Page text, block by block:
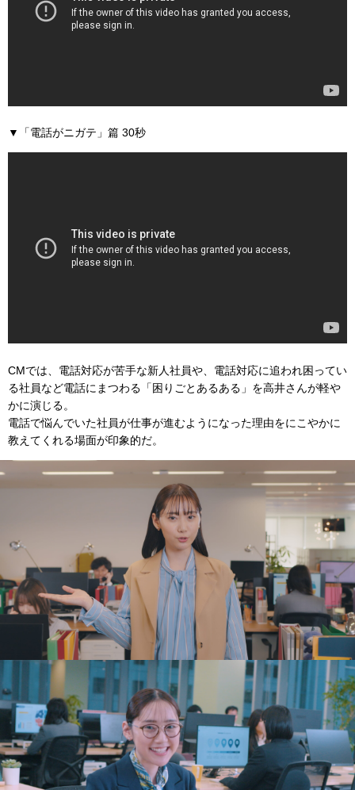
▼「電話がニガテ」篇 30秒
CMでは、電話対応が苦手な新人社員や、電話対応に追われ困ってい
る社員など電話にまつわる「困りごとあるある」を高井さんが軽や
かに演じる。
電話で悩んでいた社員が仕事が進むようになった理由をにこやかに
教えてくれる場面が印象的だ。